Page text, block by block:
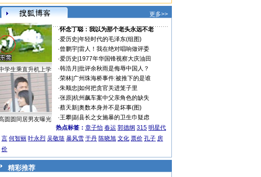
更多>>
学生乘直升机上学
圆圆同居男友曝光
·怀念丁聪：我以为那个老头永远不老
·爱历史 年轻时代的毛泽东(组图)
·曾鹏宇| 雷人！我在绝对唱响做评委
·爱历史 1977年华国锋视察大庆油田
·韩浩月 批评余秋雨是侮辱中国人？
·荣林| 广州珠海桥事件:被推下的是谁
·朱顺忠 如何把贪官关进笼子里
·张原| 杭州飙车案中父亲角色的缺失
·蔡天新| 奥数本身并不是坏事(图)
·王攀| 副县长之女施暴的卫生巾疑虑
热点标签： 章子怡 春运 郭德纲 315 明星代
言 何智丽 叶永烈 吴敬琏 暴风雪 于丹 陈晓旭 文化 票价 孔子 房
价
精彩推荐